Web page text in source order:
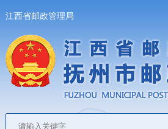
江西省邮政管理局